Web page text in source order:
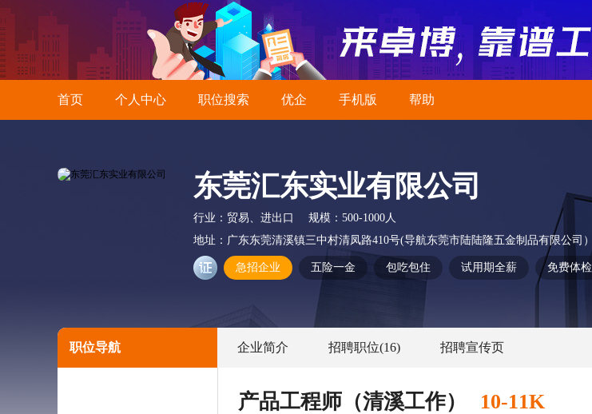
首页 个人中心 职位搜索 优企 手机版 帮助
东莞汇东实业有限公司
行业： 贸易、进出口 规模： 500-1000人
地址： 广东东莞清溪镇三中村清凤路410号(导航东莞市陆陆隆五金制品有限公司）
急招企业 五险一金 包吃包住 试用期全薪 免费体检
职位导航 企业简介 招聘职位(16) 招聘宣传页
产品工程师（清溪工作） 10-11K